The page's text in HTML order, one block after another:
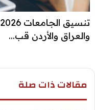
والعراق والأردن قب...
مقالات ذات صلة